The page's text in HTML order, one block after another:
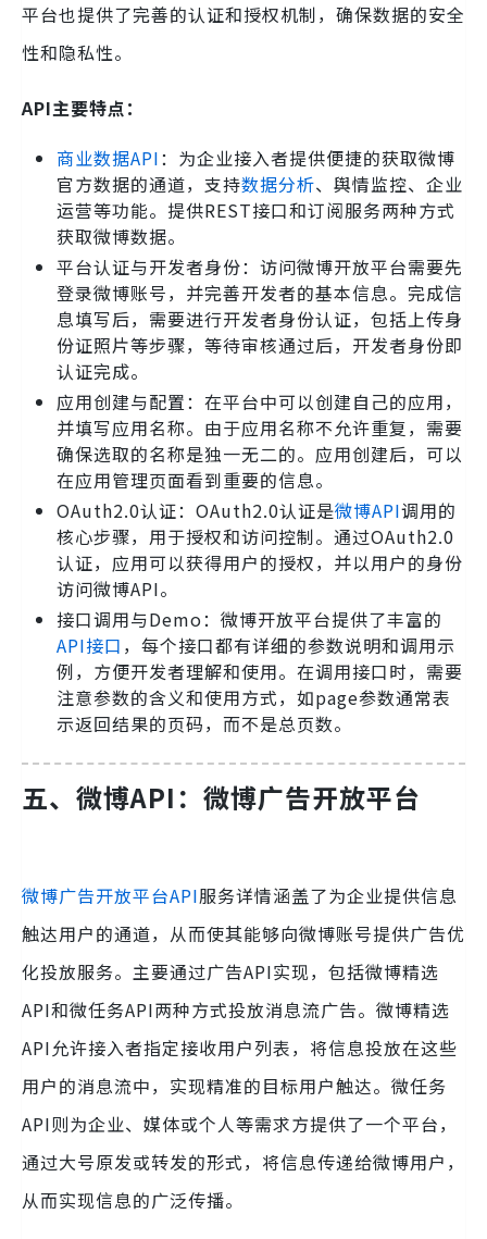
平台也提供了完善的认证和授权机制，确保数据的安全
性和隐私性。
API主要特点：
商业数据API：为企业接入者提供便捷的获取微博
官方数据的通道，支持数据分析、舆情监控、企业
运营等功能。提供REST接口和订阅服务两种方式
获取微博数据。
平台认证与开发者身份：访问微博开放平台需要先
登录微博账号，并完善开发者的基本信息。完成信
息填写后，需要进行开发者身份认证，包括上传身
份证照片等步骤，等待审核通过后，开发者身份即
认证完成。
应用创建与配置：在平台中可以创建自己的应用，
并填写应用名称。由于应用名称不允许重复，需要
确保选取的名称是独一无二的。应用创建后，可以
在应用管理页面看到重要的信息。
OAuth2.0认证：OAuth2.0认证是微博API调用的
核心步骤，用于授权和访问控制。通过OAuth2.0
认证，应用可以获得用户的授权，并以用户的身份
访问微博API。
接口调用与Demo：微博开放平台提供了丰富的
API接口 ，每个接口都有详细的参数说明和调用示
例，方便开发者理解和使用。在调用接口时，需要
注意参数的含义和使用方式，如page参数通常表
示返回结果的页码，而不是总页数。
五、微博API：微博广告开放平台
微博广告开放平台API服务详情涵盖了为企业提供信息
触达用户的通道，从而使其能够向微博账号提供广告优
化投放服务。主要通过广告API实现，包括微博精选
API和微任务API两种方式投放消息流广告。微博精选
API允许接入者指定接收用户列表，将信息投放在这些
用户的消息流中，实现精准的目标用户触达。微任务
API则为企业、媒体或个人等需求方提供了一个平台，
通过大号原发或转发的形式，将信息传递给微博用户，
从而实现信息的广泛传播。